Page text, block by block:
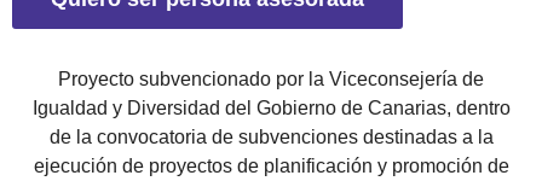
Proyecto subvencionado por la Viceconsejería de
Igualdad y Diversidad del Gobierno de Canarias, dentro
de la convocatoria de subvenciones destinadas a la
ejecución de proyectos de planificación y promoción de